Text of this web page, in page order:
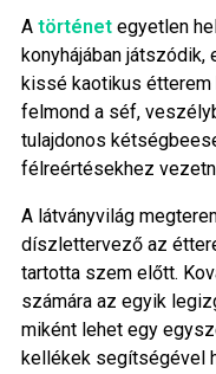
A történetegyetlen
konyhájában játszódik,
kissé kaotikus étterem
felmond a séf,
tulajdonos
félreértésekhez
A látványvilág
díszlettervező az
tartotta szem előtt.
számára az egyik
miként lehet egy
kellékek segítségével